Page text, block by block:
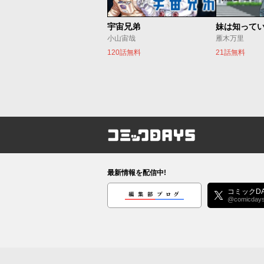
宇宙兄弟
小山宙哉
120話無料
妹は知って
雁木万里
21話無料
コミックDAYS
最新情報を配信中!
編集部ブログ コミック